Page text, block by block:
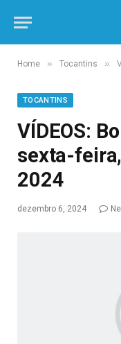
Home » Tocantins »
TOCANTINS
VÍDEOS:
sexta-
2024
dezembro 6, 2024